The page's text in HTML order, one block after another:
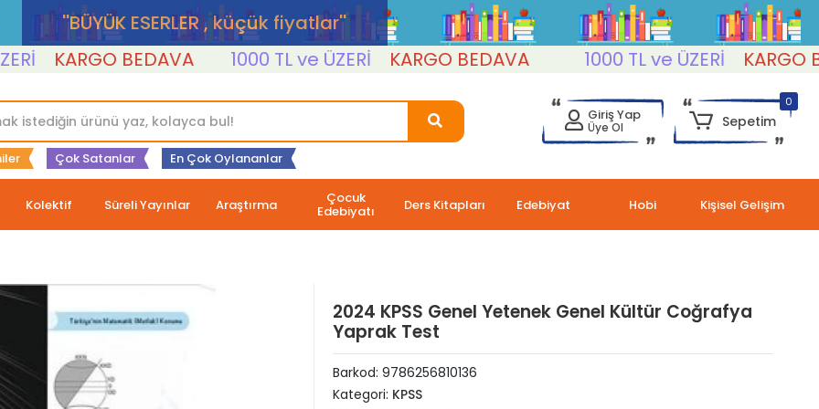
''BÜYÜK ESERLER , küçük fiyatlar''
KARGO BEDAVA 1000 TL ve ÜZERİ KARGO BEDAVA 1000 TL ve ÜZERİ KARGO
Çok Satanlar En Çok Oylananlar
Giriş Yap
Üye Ol
0
Sepetim
Kolektif Süreli Yayınlar Araştırma Çocuk
Edebiyatı Ders Kitapları Edebiyat Hobi Kişisel Gelişim
2024 KPSS Genel Yetenek Genel Kültür Coğrafya
Yaprak Test
Barkod: 9786256810136
Kategori: KPSS